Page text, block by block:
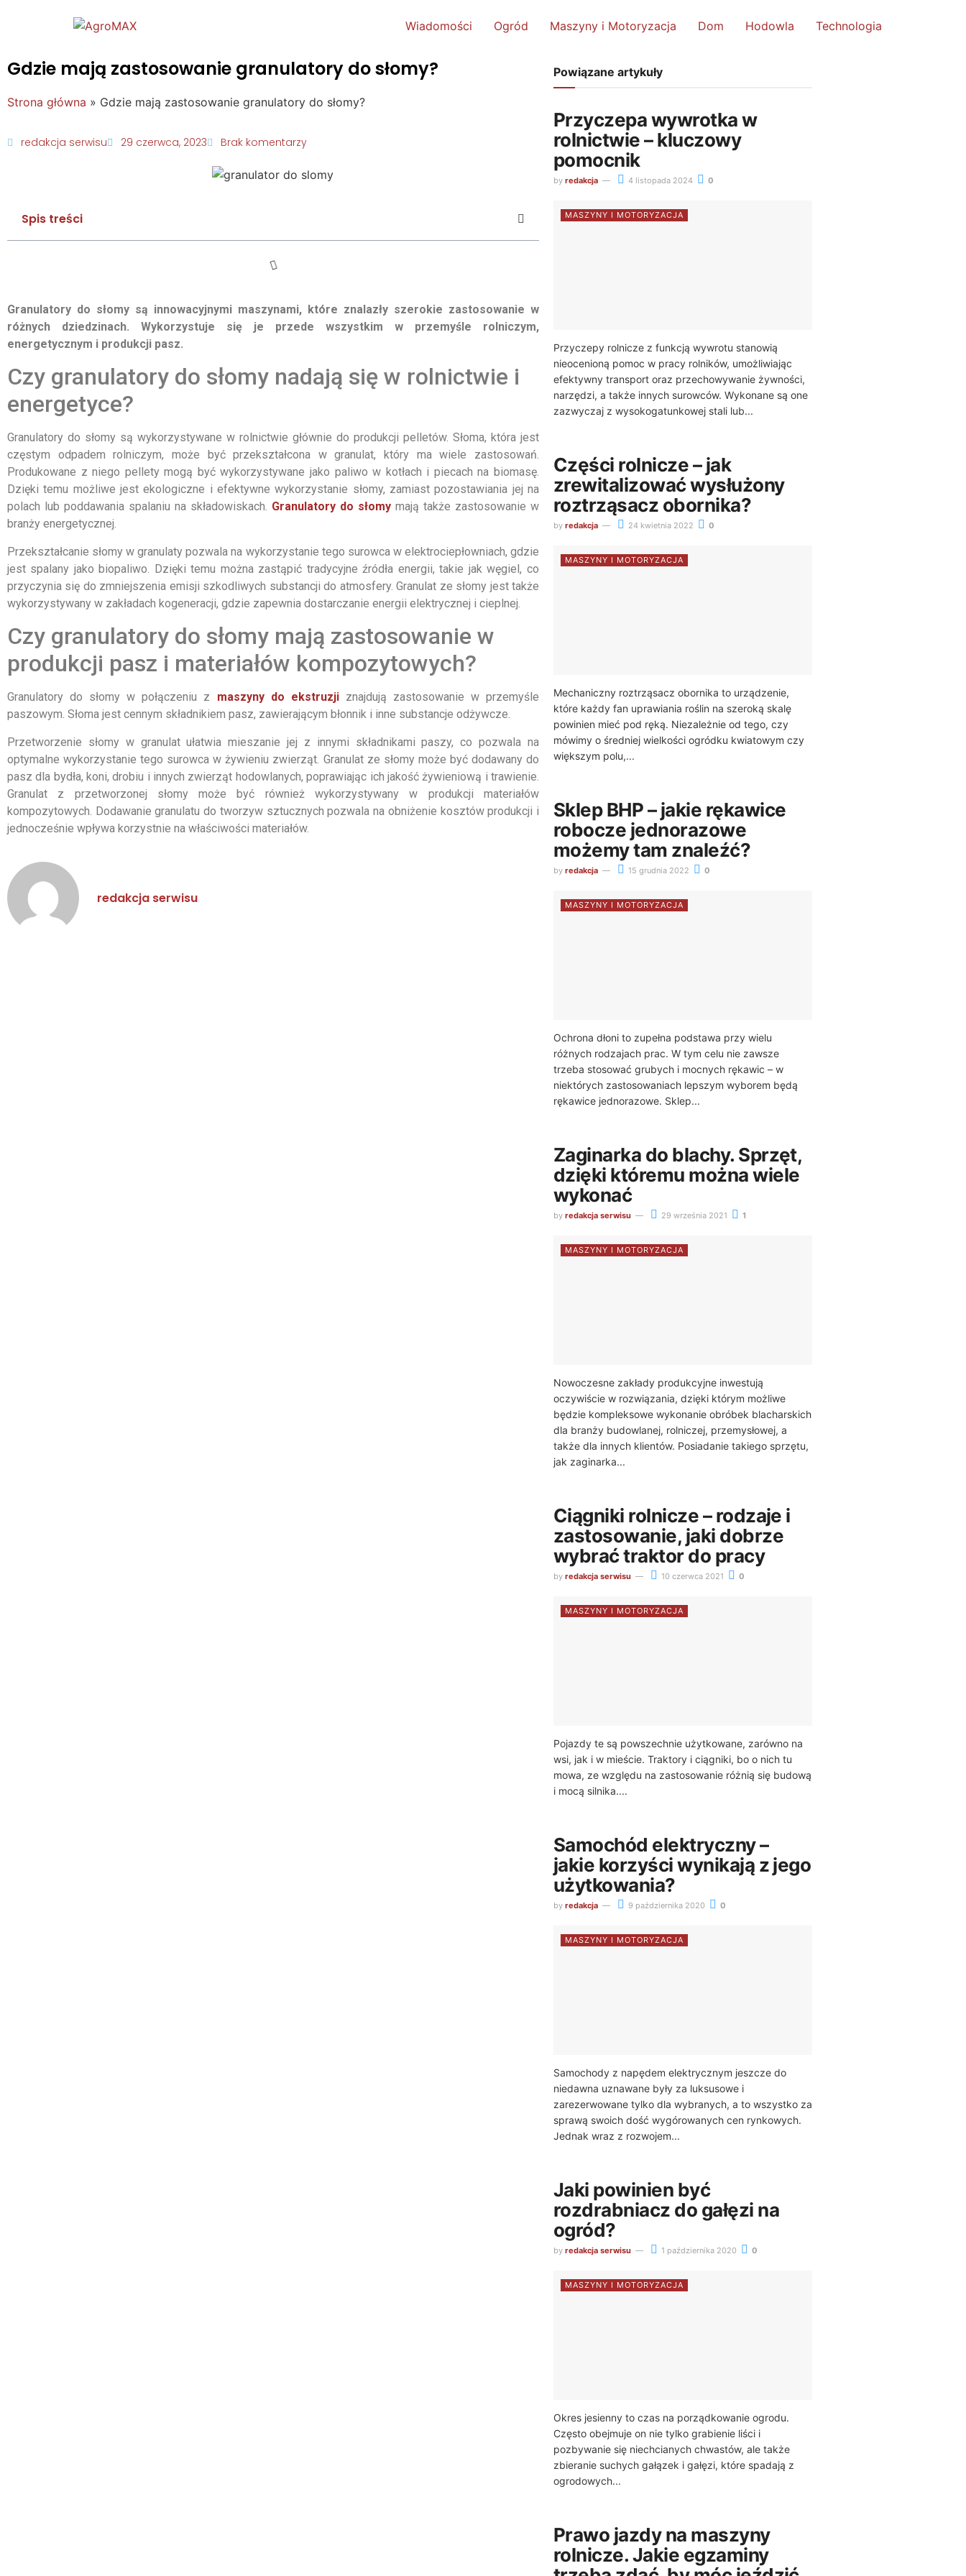
Wiadomości Ogród Maszyny i Motoryzacja Dom Hodowla Technologia
Gdzie mają zastosowanie granulatory do słomy?
Strona główna » Gdzie mają zastosowanie granulatory do słomy?
redakcja serwisu 29 czerwca, 2023 Brak komentarzy
Spis treści
Granulatory do słomy są innowacyjnymi maszynami, które znalazły szerokie zastosowanie w
różnych dziedzinach. Wykorzystuje się je przede wszystkim w przemyśle rolniczym,
energetycznym i produkcji pasz.
Czy granulatory do słomy nadają się w rolnictwie i
energetyce?
Granulatory do słomy są wykorzystywane w rolnictwie głównie do produkcji pelletów. Słoma, która jest
częstym odpadem rolniczym, może być przekształcona w granulat, który ma wiele zastosowań.
Produkowane z niego pellety mogą być wykorzystywane jako paliwo w kotłach i piecach na biomasę.
Dzięki temu możliwe jest ekologiczne i efektywne wykorzystanie słomy, zamiast pozostawiania jej na
polach lub poddawania spalaniu na składowiskach. Granulatory do słomy mają także zastosowanie w
branży energetycznej.
Przekształcanie słomy w granulaty pozwala na wykorzystanie tego surowca w elektrociepłowniach, gdzie
jest spalany jako biopaliwo. Dzięki temu można zastąpić tradycyjne źródła energii, takie jak węgiel, co
przyczynia się do zmniejszenia emisji szkodliwych substancji do atmosfery. Granulat ze słomy jest także
wykorzystywany w zakładach kogeneracji, gdzie zapewnia dostarczanie energii elektrycznej i cieplnej.
Czy granulatory do słomy mają zastosowanie w
produkcji pasz i materiałów kompozytowych?
Granulatory do słomy w połączeniu z maszyny do ekstruzji znajdują zastosowanie w przemyśle
paszowym. Słoma jest cennym składnikiem pasz, zawierającym błonnik i inne substancje odżywcze.
Przetworzenie słomy w granulat ułatwia mieszanie jej z innymi składnikami paszy, co pozwala na
optymalne wykorzystanie tego surowca w żywieniu zwierząt. Granulat ze słomy może być dodawany do
pasz dla bydła, koni, drobiu i innych zwierząt hodowlanych, poprawiając ich jakość żywieniową i trawienie.
Granulat z przetworzonej słomy może być również wykorzystywany w produkcji materiałów
kompozytowych. Dodawanie granulatu do tworzyw sztucznych pozwala na obniżenie kosztów produkcji i
jednocześnie wpływa korzystnie na właściwości materiałów.
redakcja serwisu
Powiązane artykuły
Przyczepa wywrotka w
rolnictwie – kluczowy
pomocnik
by redakcja 4 listopada 2024 0
MASZYNY I MOTORYZACJA
Przyczepy rolnicze z funkcją wywrotu stanowią
nieocenioną pomoc w pracy rolników, umożliwiając
efektywny transport oraz przechowywanie żywności,
narzędzi, a także innych surowców. Wykonane są one
zazwyczaj z wysokogatunkowej stali lub...
Części rolnicze – jak
zrewitalizować wysłużony
roztrząsacz obornika?
by redakcja 24 kwietnia 2022 0
MASZYNY I MOTORYZACJA
Mechaniczny roztrząsacz obornika to urządzenie,
które każdy fan uprawiania roślin na szeroką skalę
powinien mieć pod ręką. Niezależnie od tego, czy
mówimy o średniej wielkości ogródku kwiatowym czy
większym polu,...
Sklep BHP – jakie rękawice
robocze jednorazowe
możemy tam znaleźć?
by redakcja 15 grudnia 2022 0
MASZYNY I MOTORYZACJA
Ochrona dłoni to zupełna podstawa przy wielu
różnych rodzajach prac. W tym celu nie zawsze
trzeba stosować grubych i mocnych rękawic – w
niektórych zastosowaniach lepszym wyborem będą
rękawice jednorazowe. Sklep...
Zaginarka do blachy. Sprzęt,
dzięki któremu można wiele
wykonać
by redakcja serwisu 29 września 2021 1
MASZYNY I MOTORYZACJA
Nowoczesne zakłady produkcyjne inwestują
oczywiście w rozwiązania, dzięki którym możliwe
będzie kompleksowe wykonanie obróbek blacharskich
dla branży budowlanej, rolniczej, przemysłowej, a
także dla innych klientów. Posiadanie takiego sprzętu,
jak zaginarka...
Ciągniki rolnicze – rodzaje i
zastosowanie, jaki dobrze
wybrać traktor do pracy
by redakcja serwisu 10 czerwca 2021 0
MASZYNY I MOTORYZACJA
Pojazdy te są powszechnie użytkowane, zarówno na
wsi, jak i w mieście. Traktory i ciągniki, bo o nich tu
mowa, ze względu na zastosowanie różnią się budową
i mocą silnika....
Samochód elektryczny –
jakie korzyści wynikają z jego
użytkowania?
by redakcja 9 października 2020 0
MASZYNY I MOTORYZACJA
Samochody z napędem elektrycznym jeszcze do
niedawna uznawane były za luksusowe i
zarezerwowane tylko dla wybranych, a to wszystko za
sprawą swoich dość wygórowanych cen rynkowych.
Jednak wraz z rozwojem...
Jaki powinien być
rozdrabniacz do gałęzi na
ogród?
by redakcja serwisu 1 października 2020 0
MASZYNY I MOTORYZACJA
Okres jesienny to czas na porządkowanie ogrodu.
Często obejmuje on nie tylko grabienie liści i
pozbywanie się niechcianych chwastów, ale także
zbieranie suchych gałązek i gałęzi, które spadają z
ogrodowych...
Prawo jazdy na maszyny
rolnicze. Jakie egzaminy